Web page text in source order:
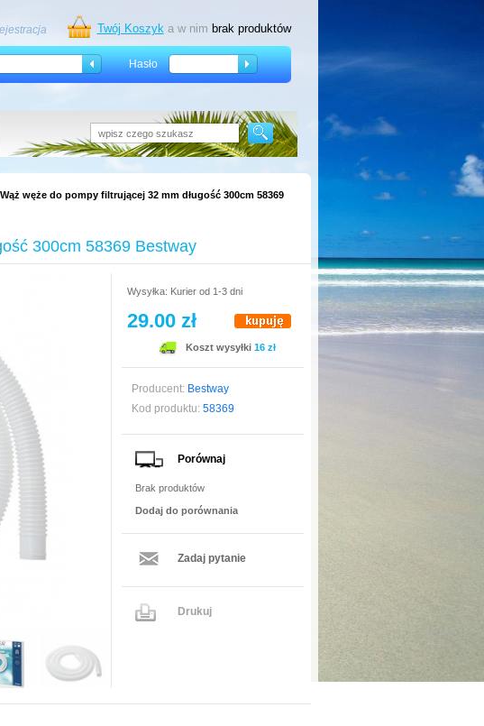
Twój Koszyka w nim brak produktów
Hasło
Wąż węże do pompy filtrującej 32 mm długość 300cm 58369
300cm 58369 Bestway
Wysyłka: Kurier od 1-3 dni
29.00 zł
Koszt wysyłki 16 zł
Producent: Bestway
Kod produktu: 58369
Porównaj
Brak produktów
Dodaj do porównania
Zadaj pytanie
Drukuj